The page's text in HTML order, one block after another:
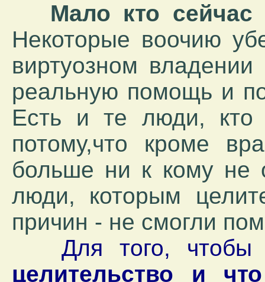
Мало кто
Некоторые воочию
виртуозном
реальную помощь и
Есть и те люди,
потому,что кроме
больше ни к кому не
люди, которым
причин - не смогли
Для того,
целительство и